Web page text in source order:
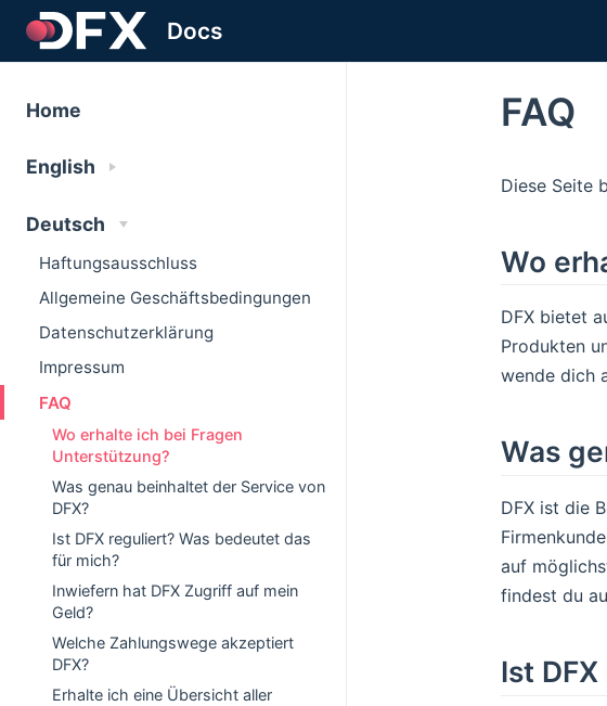
Docs
Home
English
Deutsch
Haftungsausschluss
Allgemeine Geschäftsbedingungen
Datenschutzerklärung
Impressum
FAQ
Wo erhalte ich bei Fragen
Unterstützung?
Was genau beinhaltet der Service von
DFX?
Ist DFX reguliert? Was bedeutet das
für mich?
Inwiefern hat DFX Zugriff auf mein
Geld?
Welche Zahlungswege akzeptiert
DFX?
Erhalte ich eine Übersicht aller
FAQ
Diese Seite
Wo
DFX bietet
Produkten
wende dich
Was
DFX ist die
auf
findest du
Ist